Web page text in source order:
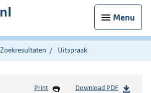
Menu
Zoekresultaten Uitspraak
Print Download PDF